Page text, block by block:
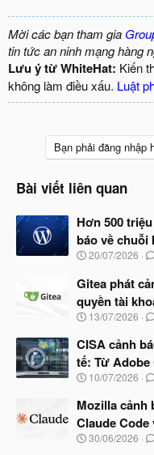
Mời các bạn tham gia
tin tức an ninh mạng hàng
Lưu ý từ WhiteHat: Kiến
không làm điều xấu. Luật
Bạn phải đăng nhập
Bài viết liên quan
Hơn 500
báo về chuỗi
N
à
y
b
ắ
đ
ầ
u
20/07/2026
Gitea phát
quyền tài
N
à
b
ắ
đ
ầ
u
13/07/2026
CISA cảnh
tế: Từ
N
à
b
ắ
10/07/2026
Mozilla cảnh
Claude
N
30/06/2026